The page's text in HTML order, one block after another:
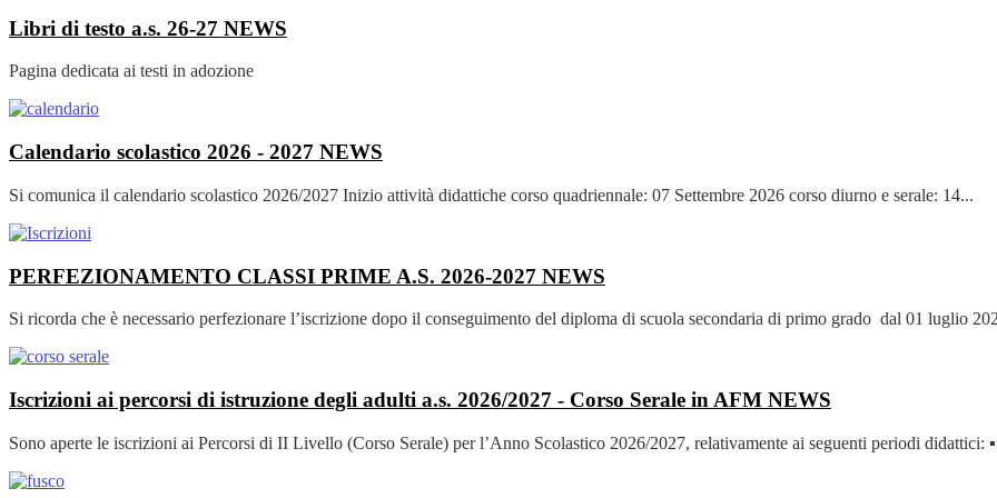
Libri di testo a.s. 26-27 NEWS
Pagina dedicata ai testi in adozione
Calendario scolastico 2026 - 2027 NEWS
Si comunica il calendario scolastico 2026/2027 Inizio attività didattiche corso quadriennale: 07 Settembre 2026 corso diurno e serale: 14...
PERFEZIONAMENTO CLASSI PRIME A.S. 2026-2027 NEWS
Si ricorda che è necessario perfezionare l’iscrizione dopo il conseguimento del diploma di scuola secondaria di primo grado dal 01 luglio
Iscrizioni ai percorsi di istruzione degli adulti a.s. 2026/2027 - Corso Serale in AFM NEWS
Sono aperte le iscrizioni ai Percorsi di II Livello (Corso Serale) per l’Anno Scolastico 2026/2027, relativamente ai seguenti periodi didattici: